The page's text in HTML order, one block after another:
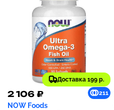
Доставка 199 р.
2 106 ₽ 211
NOW Foods